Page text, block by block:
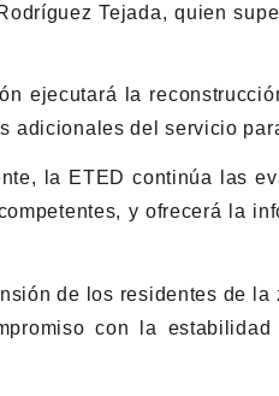
Tejada, quien
ejecutará la
adicionales del servicio
la ETED continúa las
y ofrecerá la
de los residentes de
con la